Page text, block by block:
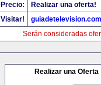
Precio:
Realizar una oferta!
Visitar!
guiadetelevision.com
Serán consideradas
Realizar una Oferta